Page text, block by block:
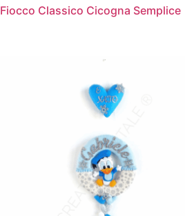
Fiocco Classico Cicogna Semplice